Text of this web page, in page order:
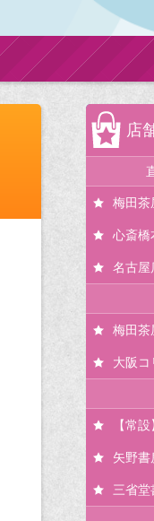
店
梅田茶
心斎橋
名古屋
梅田茶
大阪コ
【常
矢野書
三省堂